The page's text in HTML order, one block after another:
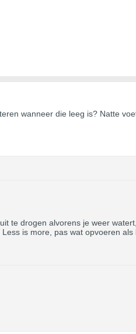
wanneer die leeg is? Natte
te drogen alvorens je weer
is more, pas wat opvoeren